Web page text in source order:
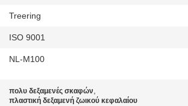
Treering
ISO 9001
NL-M100
πολυ δεξαμενές σκαφών,
πλαστική δεξαμενή ζωικού κεφαλαίου